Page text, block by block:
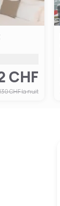
CHF
CHFla nuit